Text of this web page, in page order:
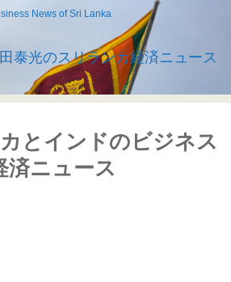
News of Sri Lanka
泰光のスリランカ経済ニュース
とインドのビジネス
済ニュース